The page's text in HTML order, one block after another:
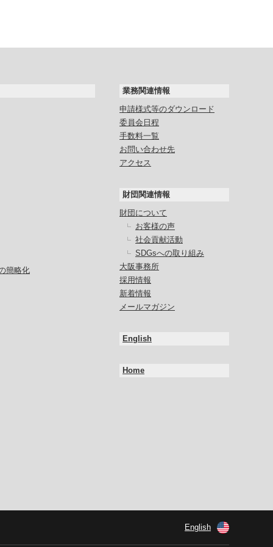
簡略化
業務関連情報
申請様式等のダウンロード
委員会日程
手数料一覧
お問い合わせ先
アクセス
財団関連情報
財団について
お客様の声
社会貢献活動
SDGsへの取り組み
大阪事務所
採用情報
新着情報
メールマガジン
English
Home
English